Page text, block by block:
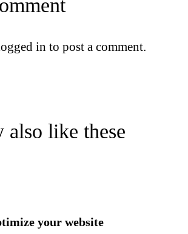
in to post a comment.
also like these
your website